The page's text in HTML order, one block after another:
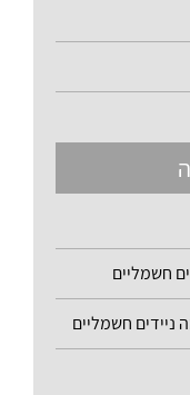
חשמליים
חשמליים